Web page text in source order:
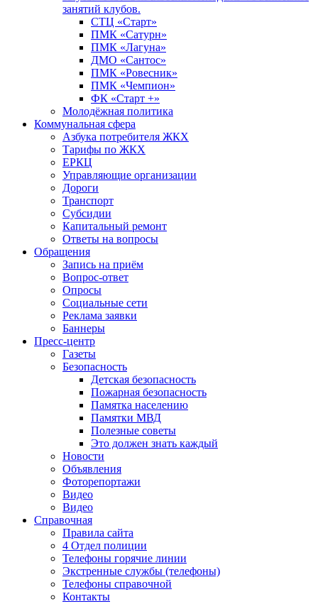
занятий клубов.
СТЦ «Старт»
ПМК «Сатурн»
ПМК «Лагуна»
ДМО «Сантос»
ПМК «Ровесник»
ПМК «Чемпион»
ФК «Старт +»
Молодёжная политика
Коммунальная сфера
Азбука потребителя ЖКХ
Тарифы по ЖКХ
ЕРКЦ
Управляющие организации
Дороги
Транспорт
Субсидии
Капитальный ремонт
Ответы на вопросы
Обращения
Запись на приём
Вопрос-ответ
Опросы
Социальные сети
Реклама заявки
Баннеры
Пресс-центр
Газеты
Безопасность
Детская безопасность
Пожарная безопасность
Памятка населению
Памятки МВД
Полезные советы
Это должен знать каждый
Новости
Объявления
Фоторепортажи
Видео
Видео
Справочная
Правила сайта
4 Отдел полиции
Телефоны горячие линии
Экстренные службы (телефоны)
Телефоны справочной
Контакты